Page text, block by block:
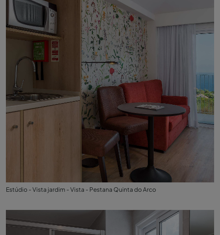
Estúdio - Vista jardim - Vista - Pestana Quinta do Arco